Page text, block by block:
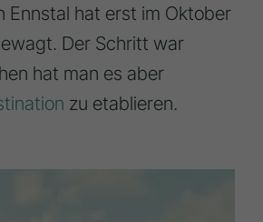
Ennstal hat erst im Oktober
Der Schritt war
hat man es aber
zu etablieren.